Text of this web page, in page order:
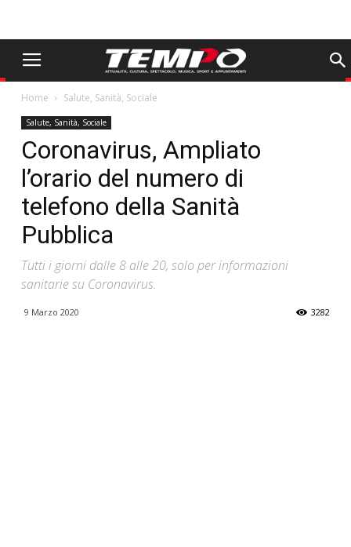
Home Salute, Sanità, Sociale
Salute, Sanità, Sociale
Coronavirus, Ampliato
l’orario del numero di
telefono della Sanità
Pubblica
Tutti i giorni dalle 8 alle 20, solo per informazioni
sanitarie su Coronavirus.
9 Marzo 2020 3282